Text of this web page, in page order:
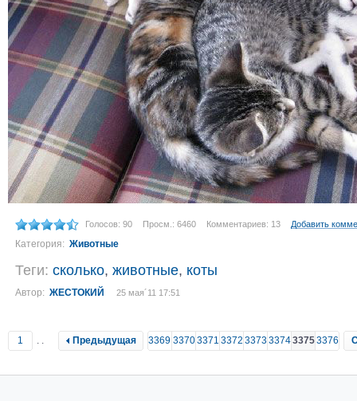
Голосов: 90 Просм.: 6460 Комментариев: 13 Добавить
Категория: Животные
Теги: сколько, животные, коты
Автор: ЖЕСТОКИЙ 25 мая´11 17:51
1 .. Предыдущая 3369 33703371 3372 3373337433753376